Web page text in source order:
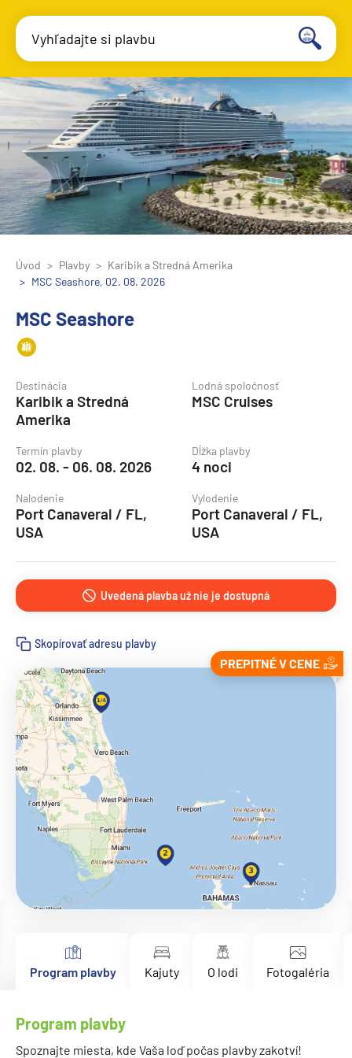
Vyhľadajte si plavbu
Úvod Plavby
Karibik a Stredná Amerika
MSC Seashore, 02. 08. 2026
MSC Seashore
Destinácia
Karibik a Stredná
Amerika
Lodná spoločnosť
MSC Cruises
Termín plavby
02. 08. - 06. 08. 2026
Dĺžka plavby
4 noci
Nalodenie
Port Canaveral / FL,
USA
Vylodenie
Port Canaveral / FL,
USA
Uvedená plavba už nie je dostupná
Skopírovať adresu plavby
PREPITNÉ V CENE
Program plavby Kajuty O lodi Fotogaléria
Program plavby
Spoznajte miesta, kde Vaša loď počas plavby zakotví!